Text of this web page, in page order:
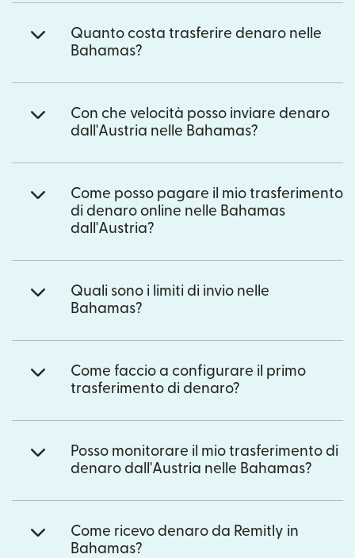
Quanto costa trasferire denaro nelle
Bahamas?
Con che velocità posso inviare denaro
dall'Austria nelle Bahamas?
Come posso pagare il mio trasferimento
di denaro online nelle Bahamas
dall'Austria?
Quali sono i limiti di invio nelle
Bahamas?
Come faccio a configurare il primo
trasferimento di denaro?
Posso monitorare il mio trasferimento di
denaro dall'Austria nelle Bahamas?
Come ricevo denaro da Remitly in
Bahamas?